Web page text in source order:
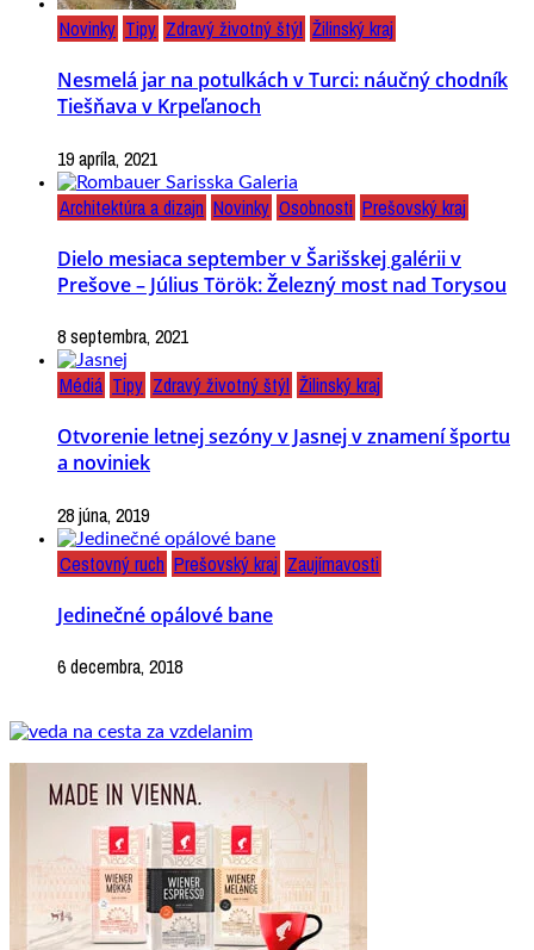
Novinky Tipy Zdravý životný štýl Žilinský kraj
Nesmelá jar na potulkách v Turci: náučný chodník
Tiešňava v Krpeľanoch
19 apríla, 2021
Architektúra a dizajn Novinky Osobnosti Prešovský kraj
Dielo mesiaca september v Šarišskej galérii v
Prešove – Július Török: Železný most nad Torysou
8 septembra, 2021
Médiá Tipy Zdravý životný štýl Žilinský kraj
Otvorenie letnej sezóny v Jasnej v znamení športu
a noviniek
28 júna, 2019
Cestovný ruch Prešovský kraj Zaujímavosti
Jedinečné opálové bane
6 decembra, 2018